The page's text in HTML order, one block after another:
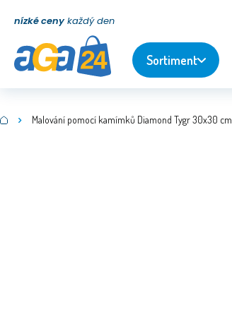
nízké ceny každý den
Sortiment
Malování pomocí kamímků Diamond Tygr 30x30 cm